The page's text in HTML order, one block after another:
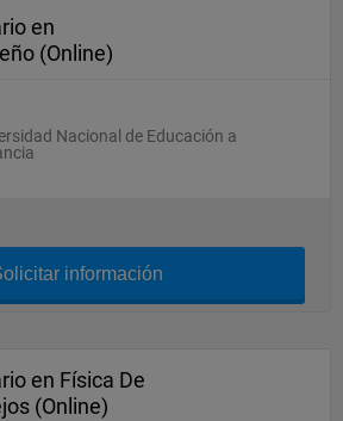
en
(Online)
Nacional de Educación a
información
en Física De
(Online)